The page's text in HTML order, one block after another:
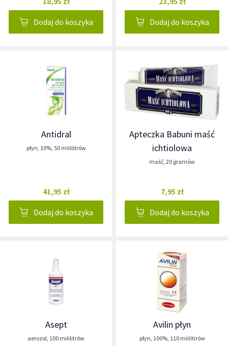
Dodaj do koszyka Dodaj do koszyka
Antidral
płyn, 10%, 50 mililitrów
41,95 zł
Dodaj do koszyka
Apteczka Babuni maść
ichtiolowa
maść, 20 gramów
7,95 zł
Dodaj do koszyka
Asept
aerozol, 100 mililitrów
Avilin płyn
płyn, 100%, 110 mililtirów